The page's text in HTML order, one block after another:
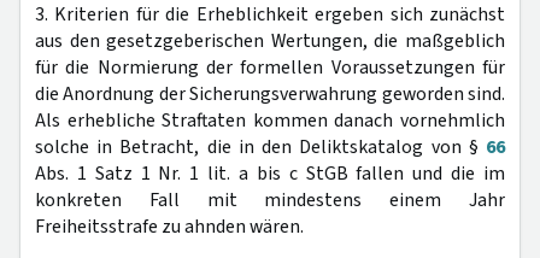
3. Kriterien für die Erheblichkeit ergeben sich zunächst
aus den gesetzgeberischen Wertungen, die maßgeblich
für die Normierung der formellen Voraussetzungen für
die Anordnung der Sicherungsverwahrung geworden sind.
Als erhebliche Straftaten kommen danach vornehmlich
solche in Betracht, die in den Deliktskatalog von § 66
Abs. 1 Satz 1 Nr. 1 lit. a bis c StGB fallen und die im
konkreten Fall mit mindestens einem Jahr
Freiheitsstrafe zu ahnden wären.